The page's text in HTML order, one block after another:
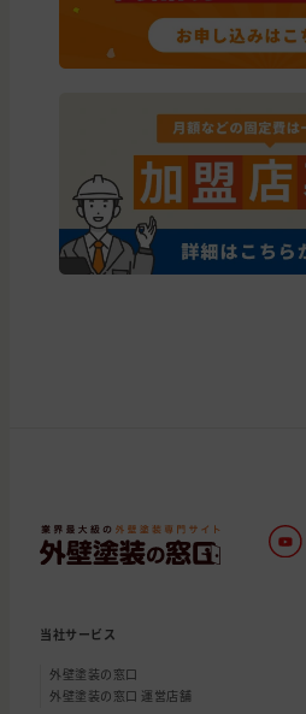
当社サービス
外壁塗装の窓口
外壁塗装の窓口 運営店舗